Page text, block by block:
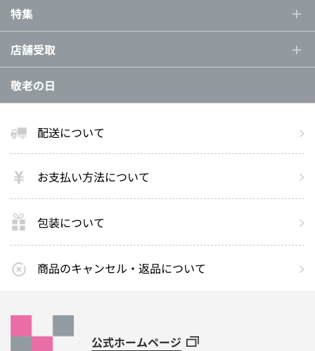
特集
店舗受取
敬老の日
配送について
お支払い方法について
包装について
商品のキャンセル・返品について
公式ホームページ